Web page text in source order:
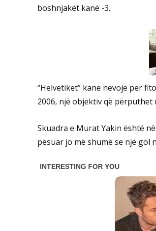
boshnjakët kanë -3.
“Helvetikët” kanë nevojë për
2006, një objektiv që
Skuadra e Murat Yakin është
pësuar jo më shumë se një gol